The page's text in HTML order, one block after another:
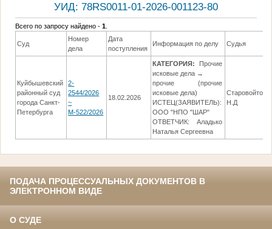
УИД: 78RS0011-01-2026-001123-80
Всего по запросу найдено -1
Суд
Номер
дела
Дата
поступления
Информация по делу Судья
Куйбышевский
районный суд
города Санкт-
Петербурга
2-
2544/2026
~
М-522/2026
18.02.2026
КАТЕГОРИЯ:
Прочие
исковые дела →
прочие (прочие
исковые дела)
ИСТЕЦ(ЗАЯВИТЕЛЬ):
ООО "НПО "ШАР"
ОТВЕТЧИК: Аладько
Наталья Сергеевна
Старовойтова
Н.Д
ПОДАЧА ПРОЦЕССУАЛЬНЫХ ДОКУМЕНТОВ В
ЭЛЕКТРОННОМ ВИДЕ
О СУДЕ